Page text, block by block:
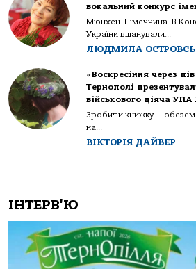
вокальний конкурс
Мюнхен. Німеччина. В
України вшанували...
ЛЮДМИЛА
«Воскресіння через
Тернополі
військового діяча
Зробити книжку —
на...
ВІКТОРІЯ ДАЙВЕР
ІНТЕРВ'Ю